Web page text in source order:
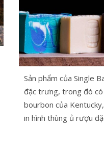
Sản phẩm của Single
đặc trưng, trong đó có
bourbon của
in hình thùng ủ rượu